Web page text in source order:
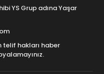
YS Grup adına Yaşar
telif hakları haber